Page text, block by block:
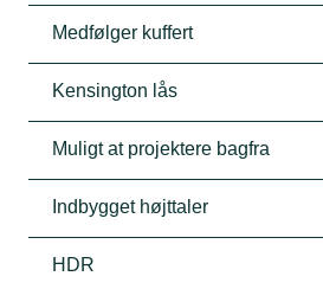
Medfølger kuffert
Kensington lås
Muligt at projektere bagfra
Indbygget højttaler
HDR